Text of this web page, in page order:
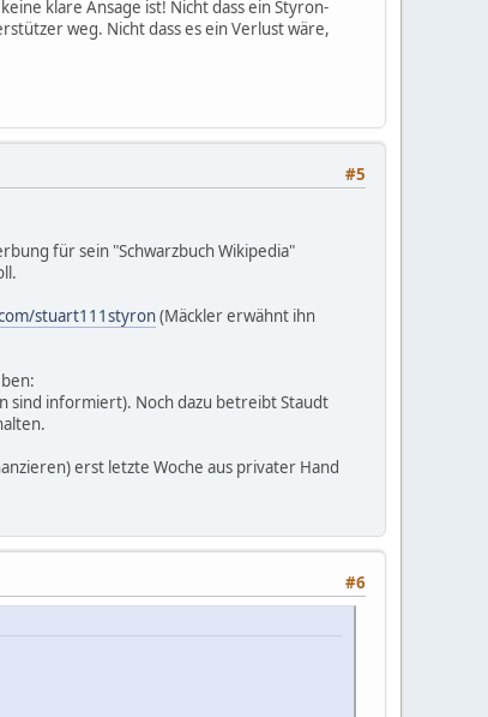
keine klare Ansage ist! Nicht dass ein Styron-
weg. Nicht dass es ein Verlust wäre,
#5
für sein "Schwarzbuch Wikipedia"
stuart111styron(Mäckler erwähnt ihn
sind informiert). Noch dazu betreibt Staudt
erst letzte Woche aus privater Hand
#6